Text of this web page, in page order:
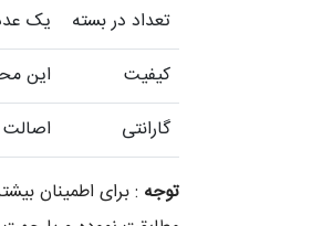
تعداد در بسته
یک
کیفیت
این
گارانتی
اصالت
توجه : برای اطمینان